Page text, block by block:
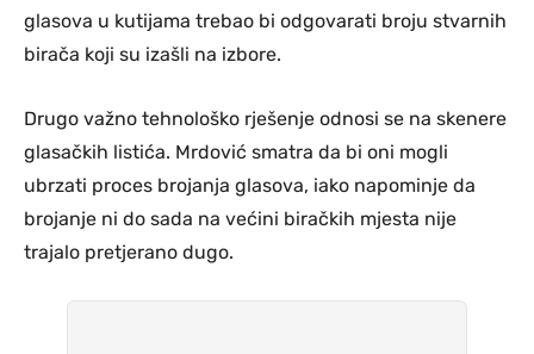
glasova u kutijama trebao bi odgovarati broju stvarnih
birača koji su izašli na izbore.
Drugo važno tehnološko rješenje odnosi se na skenere
glasačkih listića. Mrdović smatra da bi oni mogli
ubrzati proces brojanja glasova, iako napominje da
brojanje ni do sada na većini biračkih mjesta nije
trajalo pretjerano dugo.